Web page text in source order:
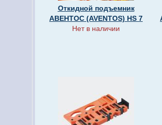
Откидной подъемник
АВЕНТОС (AVENTOS) HS 7
Нет в наличии